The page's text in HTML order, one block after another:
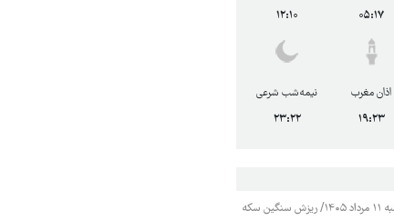
۰۵:۱۷
۱۲:۱۰
اذان مغرب
۱۹:۲۳
نیمه‌شب شرعی
۲۳:۲۲
قیمت طلا و سکه یکشنبه ۱۱ مرداد ۱۴۰۵/ ریزش سنگین سکه